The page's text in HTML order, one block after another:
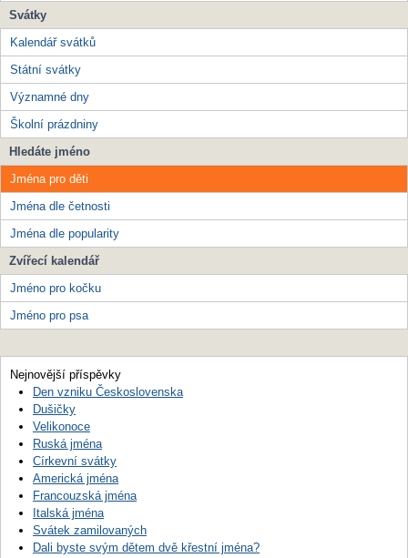
Svátky
Kalendář svátků
Státní svátky
Významné dny
Školní prázdniny
Hledáte jméno
Jména pro děti
Jména dle četnosti
Jména dle popularity
Zvířecí kalendář
Jméno pro kočku
Jméno pro psa
Nejnovější příspěvky
Den vzniku Československa
Dušičky
Velikonoce
Ruská jména
Církevní svátky
Americká jména
Francouzská jména
Italská jména
Svátek zamilovaných
Dali byste svým dětem dvě křestní jména?